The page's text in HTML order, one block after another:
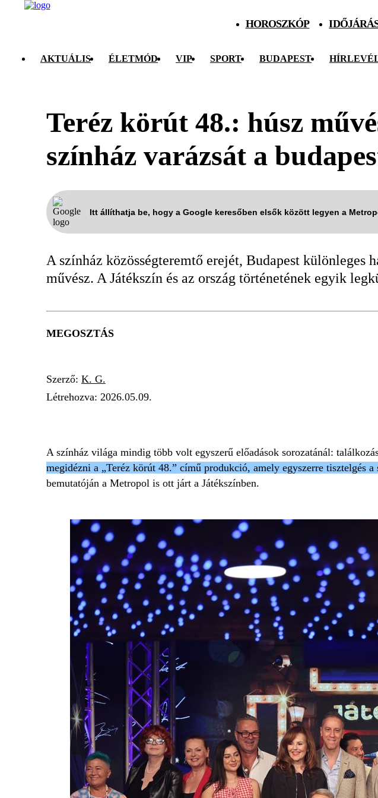
HOROSZKÓP
AKTUÁLIS ÉLETMÓD VIP SPORT BUDAPEST
Teréz körút 48.: húsz
színház varázsát a
Itt állíthatja be, hogy a Google keresőben elsők között legyen a
A színház közösségteremtő erejét, Budapest különleges
művész. A Játékszín és az ország történetének egyik
MEGOSZTÁS
Szerző: K. G.
Létrehozva: 2026.05.09.
A színház világa mindig több volt egyszerű előadások sorozatánál:
megidézni a „Teréz körút 48.” című produkció, amely egyszerre tisztelgés
bemutatóján a Metropol is ott járt a Játékszínben.